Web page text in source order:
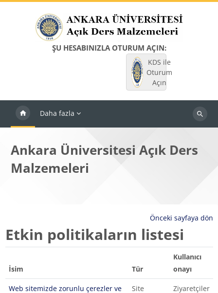
ŞU HESABINIZLA OTURUM AÇIN:
KDS ile
Oturum
Açın
Daha fazla
Dersleri
Ankara Üniversitesi Açık Ders
Malzemeleri
Önceki sayfaya dön
Etkin politikaların listesi
İsim Tür
Kullanıcı
onayı
Web sitemizde zorunlu çerezler ve
Site
Ziyaretçiler